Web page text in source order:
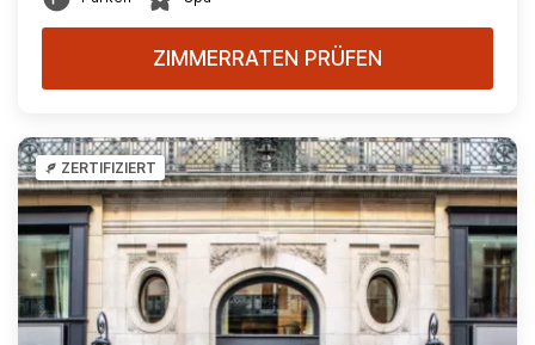
ZIMMERRATEN PRÜFEN
ZERTIFIZIERT